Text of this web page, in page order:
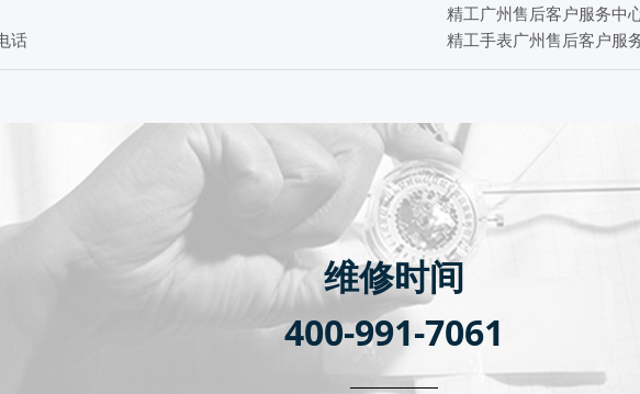
精工广州售后客户服务中
话
精工手表广州售后客户服
维修时间
400-991-7061